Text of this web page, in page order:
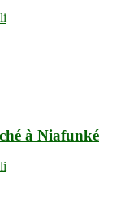
à Niafunké